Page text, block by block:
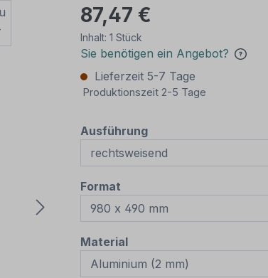
87,47 €
Inhalt: 1 Stück
Sie benötigen ein Angebot?
Lieferzeit 5-7 Tage
Produktionszeit 2-5 Tage
Ausführungauswählen
Format
Materialauswählen